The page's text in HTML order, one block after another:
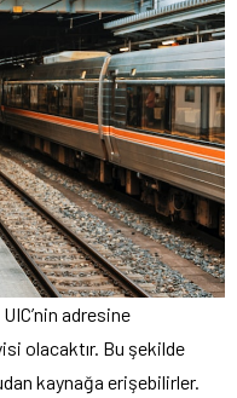
adresine
olacaktır. Bu şekilde
kaynağa erişebilirler.